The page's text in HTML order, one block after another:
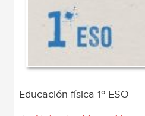
Educación física 1º ESO